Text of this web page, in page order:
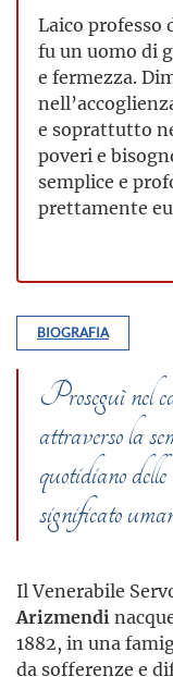
Laico professo
fu un uomo di
e fermezza.
e soprattutto
poveri e
semplice e
prettamente
BIOGRAFIA
Proseguì nel
attraverso la
quotidiano
significato
Il Venerabile
Arizmendi
1882, in una
da sofferenze e